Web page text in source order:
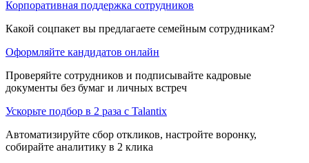
Корпоративная поддержка сотрудников
Какой соцпакет вы предлагаете семейным сотрудникам?
Оформляйте кандидатов онлайн
Проверяйте сотрудников и подписывайте кадровые
документы без бумаг и личных встреч
Ускорьте подбор в 2 раза с Talantix
Автоматизируйте сбор откликов, настройте воронку,
собирайте аналитику в 2 клика